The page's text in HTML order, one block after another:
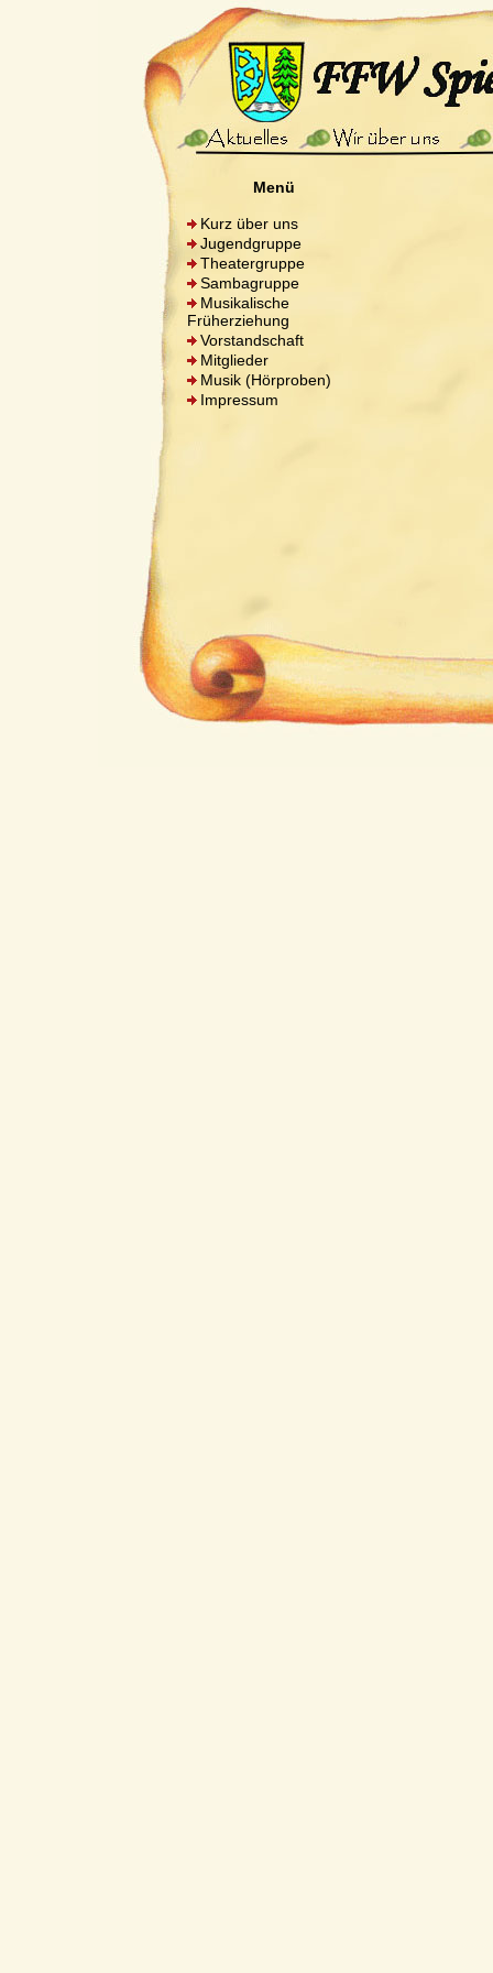
Menü
Kurz über uns
Jugendgruppe
Theatergruppe
Sambagruppe
Musikalische
Früherziehung
Vorstandschaft
Mitglieder
Musik (Hörproben)
Impressum